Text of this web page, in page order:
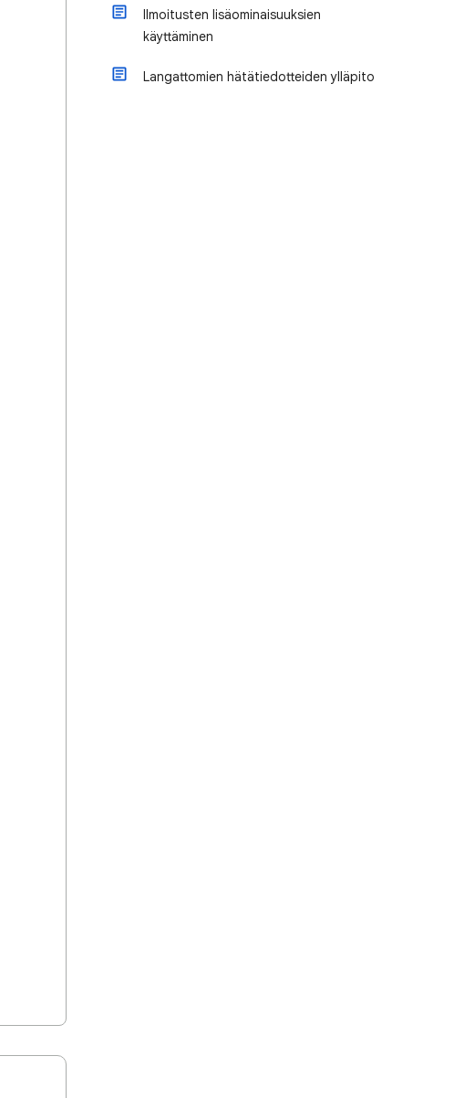
Ilmoitusten lisäominaisuuksien
käyttäminen
Langattomien hätätiedotteiden ylläpito